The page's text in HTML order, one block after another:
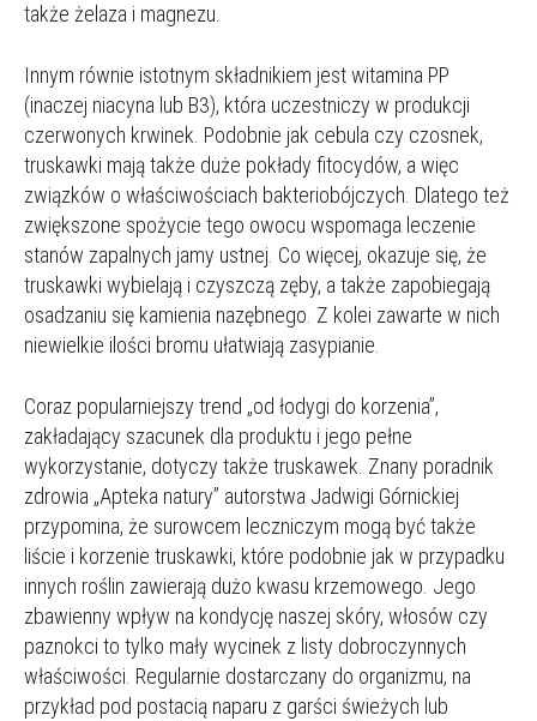
także żelaza i magnezu.
Innym równie istotnym składnikiem jest witamina PP
(inaczej niacyna lub B3), która uczestniczy w produkcji
czerwonych krwinek. Podobnie jak cebula czy czosnek,
truskawki mają także duże pokłady fitocydów, a więc
związków o właściwościach bakteriobójczych. Dlatego też
zwiększone spożycie tego owocu wspomaga leczenie
stanów zapalnych jamy ustnej. Co więcej, okazuje się, że
truskawki wybielają i czyszczą zęby, a także zapobiegają
osadzaniu się kamienia nazębnego. Z kolei zawarte w nich
niewielkie ilości bromu ułatwiają zasypianie.
Coraz popularniejszy trend „od łodygi do korzenia”,
zakładający szacunek dla produktu i jego pełne
wykorzystanie, dotyczy także truskawek. Znany poradnik
zdrowia „Apteka natury” autorstwa Jadwigi Górnickiej
przypomina, że surowcem leczniczym mogą być także
liście i korzenie truskawki, które podobnie jak w przypadku
innych roślin zawierają dużo kwasu krzemowego. Jego
zbawienny wpływ na kondycję naszej skóry, włosów czy
paznokci to tylko mały wycinek z listy dobroczynnych
właściwości. Regularnie dostarczany do organizmu, na
przykład pod postacią naparu z garści świeżych lub